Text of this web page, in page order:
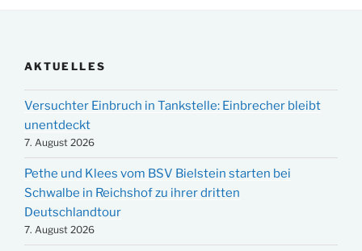
AKTUELLES
Versuchter Einbruch in Tankstelle: Einbrecher bleibt
unentdeckt
7. August 2026
Pethe und Klees vom BSV Bielstein starten bei
Schwalbe in Reichshof zu ihrer dritten
Deutschlandtour
7. August 2026